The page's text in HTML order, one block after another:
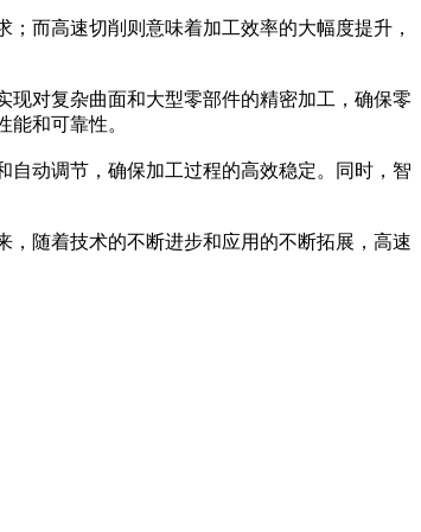
而高速切削则意味着加工效率的大幅度提升，
对复杂曲面和大型零部件的精密加工，确保零
和可靠性。
动调节，确保加工过程的高效稳定。同时，智
随着技术的不断进步和应用的不断拓展，高速